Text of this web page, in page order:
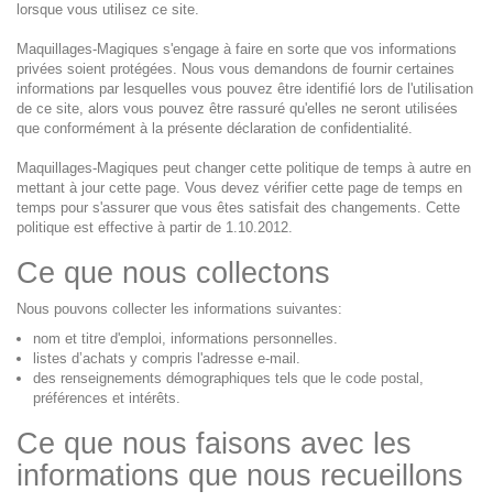
lorsque vous utilisez ce site.
Maquillages-Magiques s'engage à faire en sorte que vos informations
privées soient protégées. Nous vous demandons de fournir certaines
informations par lesquelles vous pouvez être identifié lors de l'utilisation
de ce site, alors vous pouvez être rassuré qu'elles ne seront utilisées
que conformément à la présente déclaration de confidentialité.
Maquillages-Magiques peut changer cette politique de temps à autre en
mettant à jour cette page. Vous devez vérifier cette page de temps en
temps pour s'assurer que vous êtes satisfait des changements. Cette
politique est effective à partir de 1.10.2012.
Ce que nous collectons
Nous pouvons collecter les informations suivantes:
nom et titre d'emploi, informations personnelles.
listes d’achats y compris l'adresse e-mail.
des renseignements démographiques tels que le code postal,
préférences et intérêts.
Ce que nous faisons avec les
informations que nous recueillons